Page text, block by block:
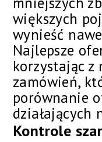
większych
wynieść
Najlepsze
korzystając z
zamówień,
porównanie
działających
Kontrole